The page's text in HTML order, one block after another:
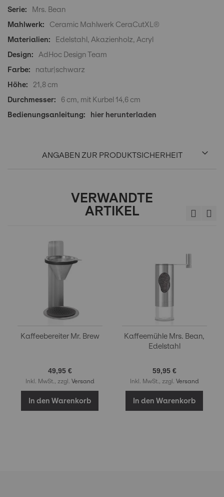
Mrs. Bean
Ceramic Mahlwerk CeraCutXL®
Edelstahl, Akazienholz, Acryl
AdHoc Design Team
natur|schwarz
21,8 cm
6 cm, mit Kurbel 14,6 cm
hier herunterladen
ANGABEN ZUR PRODUKTSICHERHEIT
VERWANDTE
ARTIKEL
Kaffeebereiter Mr. Brew
49,95 €
Inkl. MwSt., zzgl. Versand
In den Warenkorb
Kaffeemühle Mrs. Bean,
Edelstahl
59,95 €
Inkl. MwSt., zzgl. Versand
In den Warenkorb